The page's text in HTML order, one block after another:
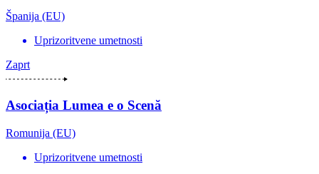
Španija (EU)
Uprizoritvene umetnosti
Zaprt
Asociația Lumea e o Scenă
Romunija (EU)
Uprizoritvene umetnosti